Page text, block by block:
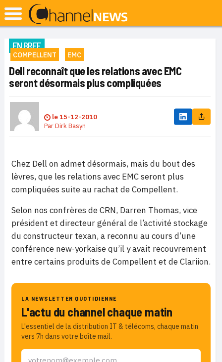
EN BREF
COMPELLENT EMC
Dell reconnaît que les relations avec EMC
seront désormais plus compliquées
le15-12-2010
ParDirk Basyn
Chez Dell on admet désormais, mais du bout des
lèvres, que les relations avec EMC seront plus
compliquées suite au rachat de Compellent.
Selon nos confrères de CRN, Darren Thomas, vice
président et directeur général de l’activité stockage
du constructeur texan, a reconnu au cours d’une
conférence new-yorkaise qu’il y avait recouvrement
entre certains produits de Compellent et de Clariion.
LA NEWSLETTER QUOTIDIENNE
L'actu du channel chaque matin
L'essentiel de la distribution IT & télécoms, chaque matin
vers 7h dans votre boîte mail.